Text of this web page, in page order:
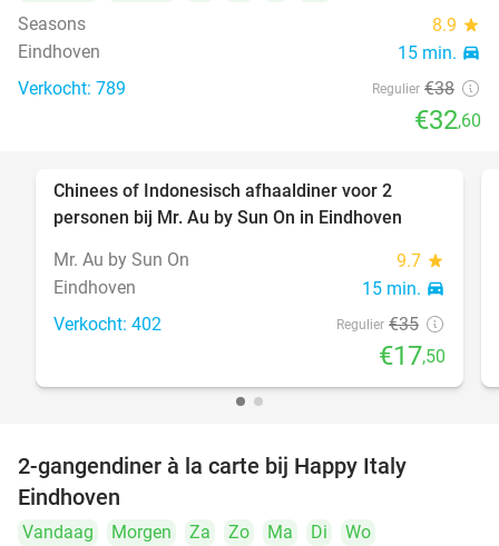
Seasons
8.9 star
Eindhoven 15 min. directions_car
Verkocht: 789 Regulier €38
€32,60
Chinees of Indonesisch afhaaldiner voor 2
personen bij Mr. Au by Sun On in Eindhoven
Mr. Au by Sun On
9.7 star
Eindhoven 15 min. directions_car
Verkocht: 402 Regulier €35
€17,50
2-gangendiner à la carte bij Happy Italy
Eindhoven
Vandaag Morgen Za Zo Ma Di
Wo